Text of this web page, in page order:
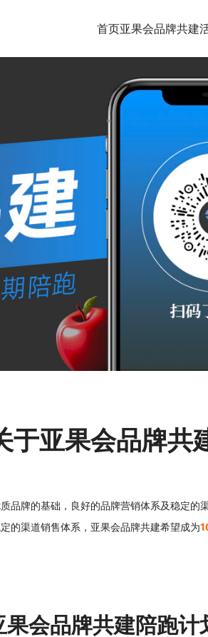
首页亚果会品牌共建
于亚果会品牌共
品牌的基础，良好的品牌营销体系及稳定
的渠道销售体系，亚果会品牌共建希望成为
果会品牌共建陪跑计